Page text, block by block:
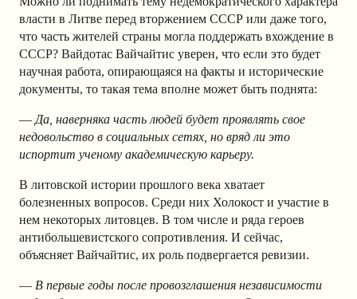
власти в Литве перед вторжением СССР или даже того,
что часть жителей страны могла поддержать вхождение в
СССР? Вайдотас Вайчайтис уверен, что если это будет
научная работа, опирающаяся на факты и исторические
документы, то такая тема вполне может быть поднята:
— Да, наверняка часть людей будет проявлять свое
недовольство в социальных сетях, но вряд ли это
испортит ученому академическую карьеру.
В литовской истории прошлого века хватает
болезненных вопросов. Среди них Холокост и участие в
нем некоторых литовцев. В том числе и ряда героев
антибольшевистского сопротивления. И сейчас,
объясняет Вайчайтис, их роль подвергается ревизии.
— В первые годы после провозглашения независимости